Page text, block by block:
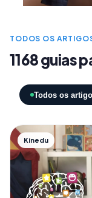
TODOS OS
1168 guias
Todos os
Kinedu